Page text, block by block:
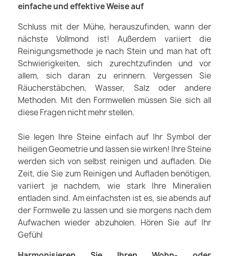
einfache und effektive Weise auf
Schluss mit der Mühe, herauszufinden, wann der
nächste Vollmond ist! Außerdem variiert die
Reinigungsmethode je nach Stein und man hat oft
Schwierigkeiten, sich zurechtzufinden und vor
allem, sich daran zu erinnern. Vergessen Sie
Räucherstäbchen, Wasser, Salz oder andere
Methoden. Mit den Formwellen müssen Sie sich all
diese Fragen nicht mehr stellen.
Sie legen Ihre Steine einfach auf Ihr Symbol der
heiligen Geometrie und lassen sie wirken! Ihre Steine
werden sich von selbst reinigen und aufladen. Die
Zeit, die Sie zum Reinigen und Aufladen benötigen,
variiert je nachdem, wie stark Ihre Mineralien
entladen sind. Am einfachsten ist es, sie abends auf
der Formwelle zu lassen und sie morgens nach dem
Aufwachen wieder abzuholen. Hören Sie auf Ihr
Gefühl